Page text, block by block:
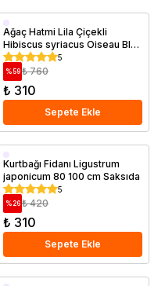
Saksıda
Ağaç Hatmi Lila Çiçekli
Hibiscus syriacus Oiseau Bleu
20 40 cm
5
% 59 ₺ 760
₺ 310
Sepete Ekle
Saksıda
Kurtbağı Fidanı Ligustrum
japonicum 80 100 cm Saksıda
5
%26 ₺ 420
₺ 310
Sepete Ekle